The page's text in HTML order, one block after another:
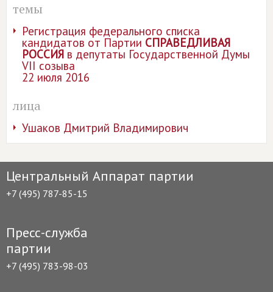
темы
Регистрация федерального списка
кандидатов от Партии СПРАВЕДЛИВАЯ
РОССИЯ в депутаты Государственной Думы
VII созыва
22 июля 2016
лица
Ушаков Дмитрий Владимирович
Центральный Аппарат партии
+7 (495) 787-85-15
Пресс-служба
партии
+7 (495) 783-98-03